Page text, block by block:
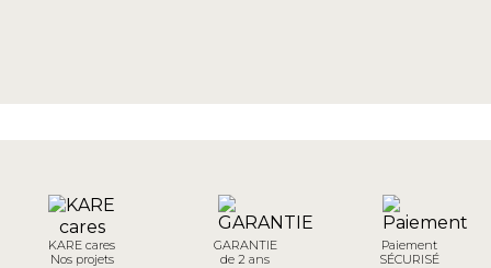
KARE cares
Nos projets
GARANTIE
de 2 ans
Paiement
SÉCURISÉ